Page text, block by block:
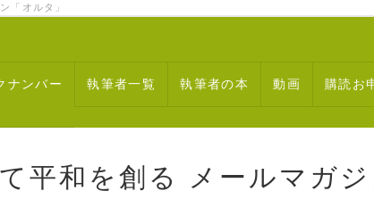
オルタ」
ナンバー 執筆者一覧 執筆者の本 動画 購読お
平和を創る メールマガ